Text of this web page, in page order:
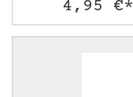
4,95 €*